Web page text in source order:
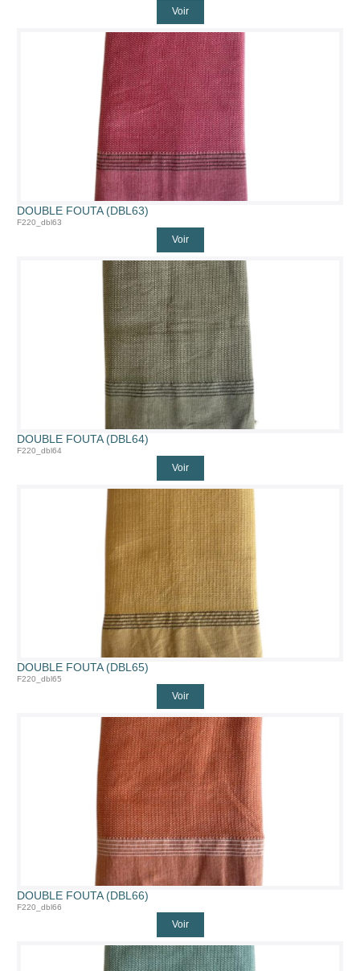
Voir
DOUBLE FOUTA (DBL63)
F220_dbl63
Voir
DOUBLE FOUTA (DBL64)
F220_dbl64
Voir
DOUBLE FOUTA (DBL65)
F220_dbl65
Voir
DOUBLE FOUTA (DBL66)
F220_dbl66
Voir